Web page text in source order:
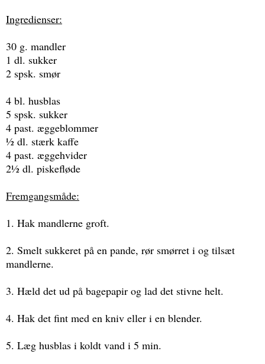
Ingredienser:
30 g. mandler
1 dl. sukker
2 spsk. smør
4 bl. husblas
5 spsk. sukker
4 past. æggeblommer
½ dl. stærk kaffe
4 past. æggehvider
2½ dl. piskefløde
Fremgangsmåde:
1. Hak mandlerne groft.
2. Smelt sukkeret på en pande, rør smørret i og tilsæt
mandlerne.
3. Hæld det ud på bagepapir og lad det stivne helt.
4. Hak det fint med en kniv eller i en blender.
5. Læg husblas i koldt vand i 5 min.